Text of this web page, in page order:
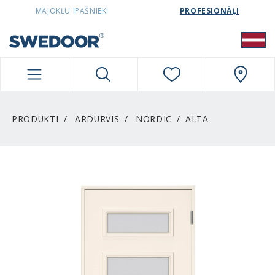
SWEDOORLATVIA NAVIGATION
MĀJOKĻU ĪPAŠNIEKI PROFESIONĀĻI
PRODUKTI ĀRDURVIS NORDIC ALTA